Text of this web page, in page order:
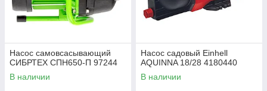
Насос самовсасывающий
СИБРТЕХ СПН650-П 97244
В наличии
Насос садовый Einhell
AQUINNA 18/28 4180440
В наличии